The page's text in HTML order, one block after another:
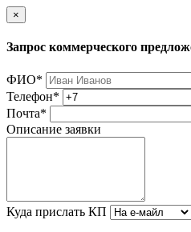
×
Запрос коммерческого
ФИО*
Телефон*
Почта*
Описание заявки
Куда прислать КП